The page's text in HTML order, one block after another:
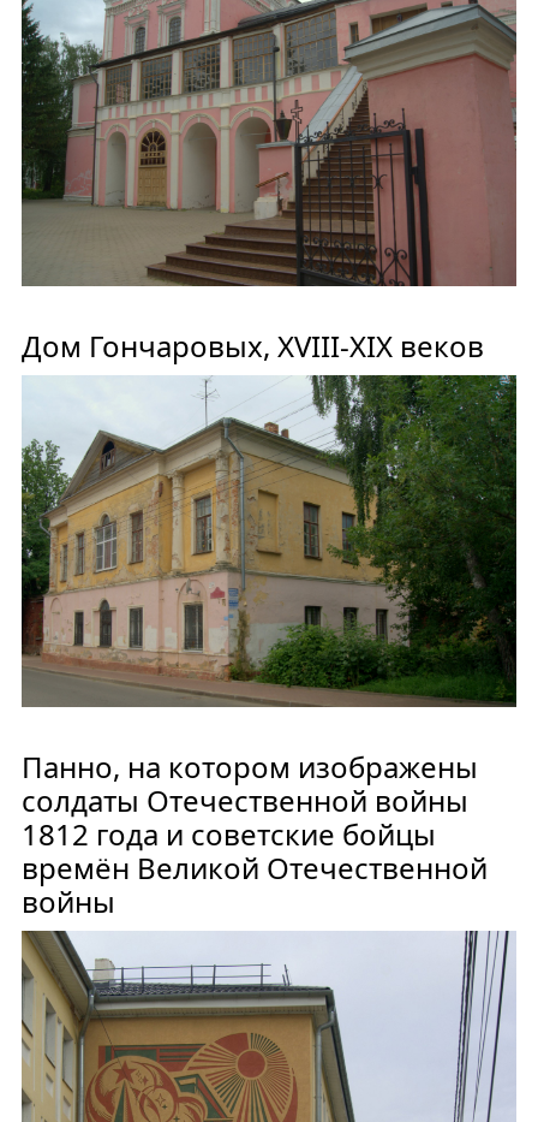
Дом Гончаровых, XVIII-XIX веков
Панно, на котором изображены
солдаты Отечественной войны
1812 года и советские бойцы
времён Великой Отечественной
войны